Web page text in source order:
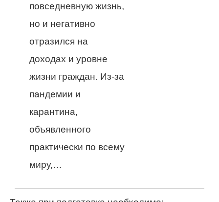
повседневную жизнь,
но и негативно
отразился на
доходах и уровне
жизни граждан. Из-за
пандемии и
карантина,
объявленного
практически по всему
миру,…